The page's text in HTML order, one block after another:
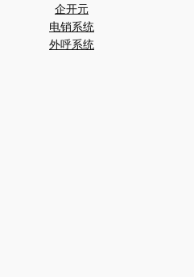
企开元
电销系统
外呼系统